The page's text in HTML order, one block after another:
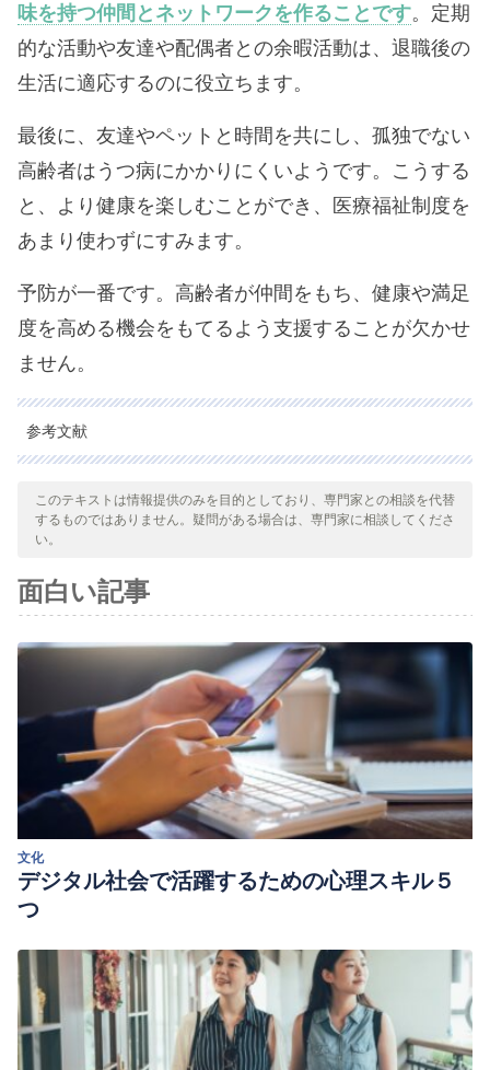
味を持つ仲間とネットワークを作ることです。定期
的な活動や友達や配偶者との余暇活動は、退職後の
生活に適応するのに役立ちます。
最後に、友達やペットと時間を共にし、孤独でない
高齢者はうつ病にかかりにくいようです。こうする
と、より健康を楽しむことができ、医療福祉制度を
あまり使わずにすみます。
予防が一番です。高齢者が仲間をもち、健康や満足
度を高める機会をもてるよう支援することが欠かせ
ません。
参考文献
引用された全ての情報源は、品質、信頼性、時代性、および妥当
性を確保するために、私たちのチームによって綿密に審査されま
した。この記事の参考文献は、学術的または科学的に正確で信頼
Belloch, A., Sandín, B. y Ramos, F (2008). Manual de
psicopatología. Volúmenes I y II. McGraw-Hill.Madrid
このテキストは情報提供のみを目的としており、専門家との相談を代替
するものではありません。疑問がある場合は、専門家に相談してくださ
い。
面白い記事
文化
デジタル社会で活躍するための心理スキル５
つ